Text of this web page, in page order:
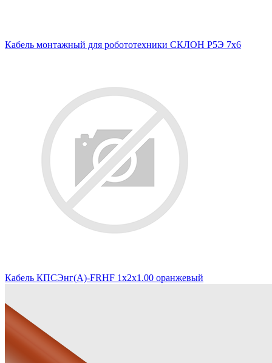
Кабель монтажный для робототехники СКЛОН Р5Э 7х6
Кабель КПСЭнг(А)-FRHF 1х2х1.00 оранжевый